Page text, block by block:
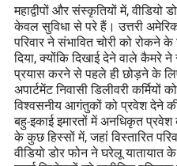
महाद्वीपों और संस्कृतियों में, वीडियो
केवल सुविधा से परे हैं। उत्तरी
परिवार ने संभावित चोरी को रोकने
दिया, क्योंकि दिखाई देने वाले कैमरे
प्रयास करने से पहले ही छोड़ने के
अपार्टमेंट निवासी डिलीवरी
विश्वसनीय आगंतुकों को प्रवेश देने
बहु-इकाई इमारतों में अनधिकृत
के कुछ हिस्सों में, जहां विस्तारित
वीडियो डोर फोन ने घरेलू